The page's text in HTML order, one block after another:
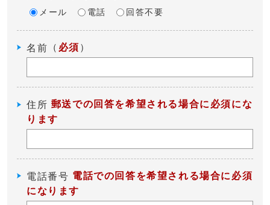
メール 電話 回答不要
名前 （ 必須 ）
住所 郵送での回答を希望される場合に必須にな
ります
電話番号 電話での回答を希望される場合に必須
になります